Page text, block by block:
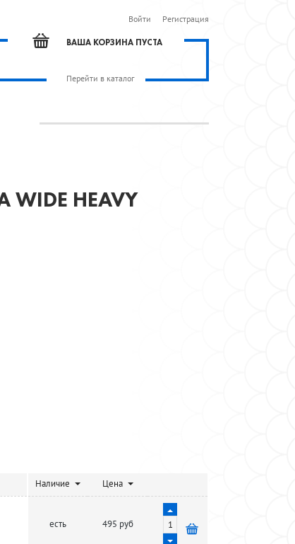
Войти Регистрация
ВАША КОРЗИНА ПУСТА
Перейти в каталог
HEAVY
Наличие Цена
есть 495 руб